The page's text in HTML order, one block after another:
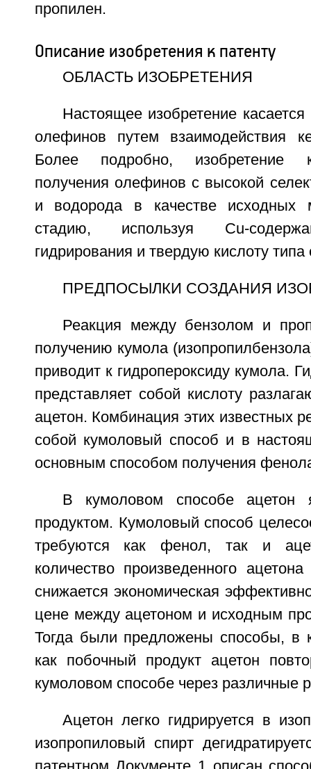
пропилен.
Описание изобретения к патенту
ОБЛАСТЬ ИЗОБРЕТЕНИЯ
Настоящее изобретение
олефинов путем взаимодействия
Более подробно, изобретение
получения олефинов с высокой
и водорода в качестве исходных
стадию, используя Cu-
гидрирования и твердую кислоту
ПРЕДПОСЫЛКИ СОЗДАНИЯ
Реакция между бензолом и
получению кумола
приводит к гидропероксиду кумола.
представляет собой кислоту
ацетон. Комбинация этих известных
собой кумоловый способ и в
основным способом получения
В кумоловом способе ацетон
продуктом. Кумоловый способ
требуются как фенол, так и
количество произведенного
снижается экономическая
цене между ацетоном и исходным
Тогда были предложены способы, в
как побочный продукт ацетон
кумоловом способе через различные
Ацетон легко гидрируется в
изопропиловый спирт